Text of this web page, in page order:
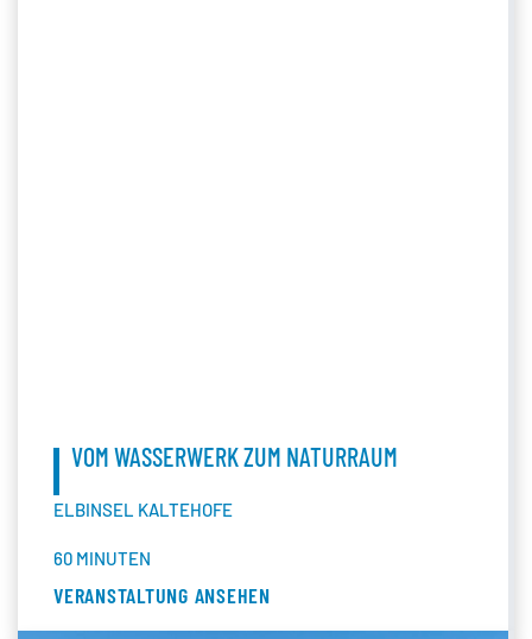
VOM WASSERWERK ZUM NATURRAUM
ELBINSEL KALTEHOFE
60 MINUTEN
VERANSTALTUNG ANSEHEN